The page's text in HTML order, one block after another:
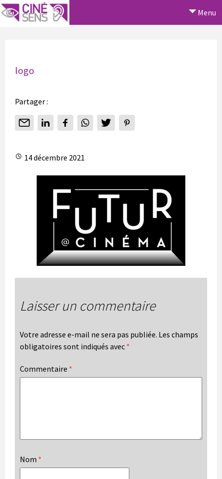
Menu
logo
Partager :
14 décembre 2021
Laisser un commentaire
Votre adresse e-mail ne sera pas publiée. Les champs
obligatoires sont indiqués avec *
Commentaire *
Nom *